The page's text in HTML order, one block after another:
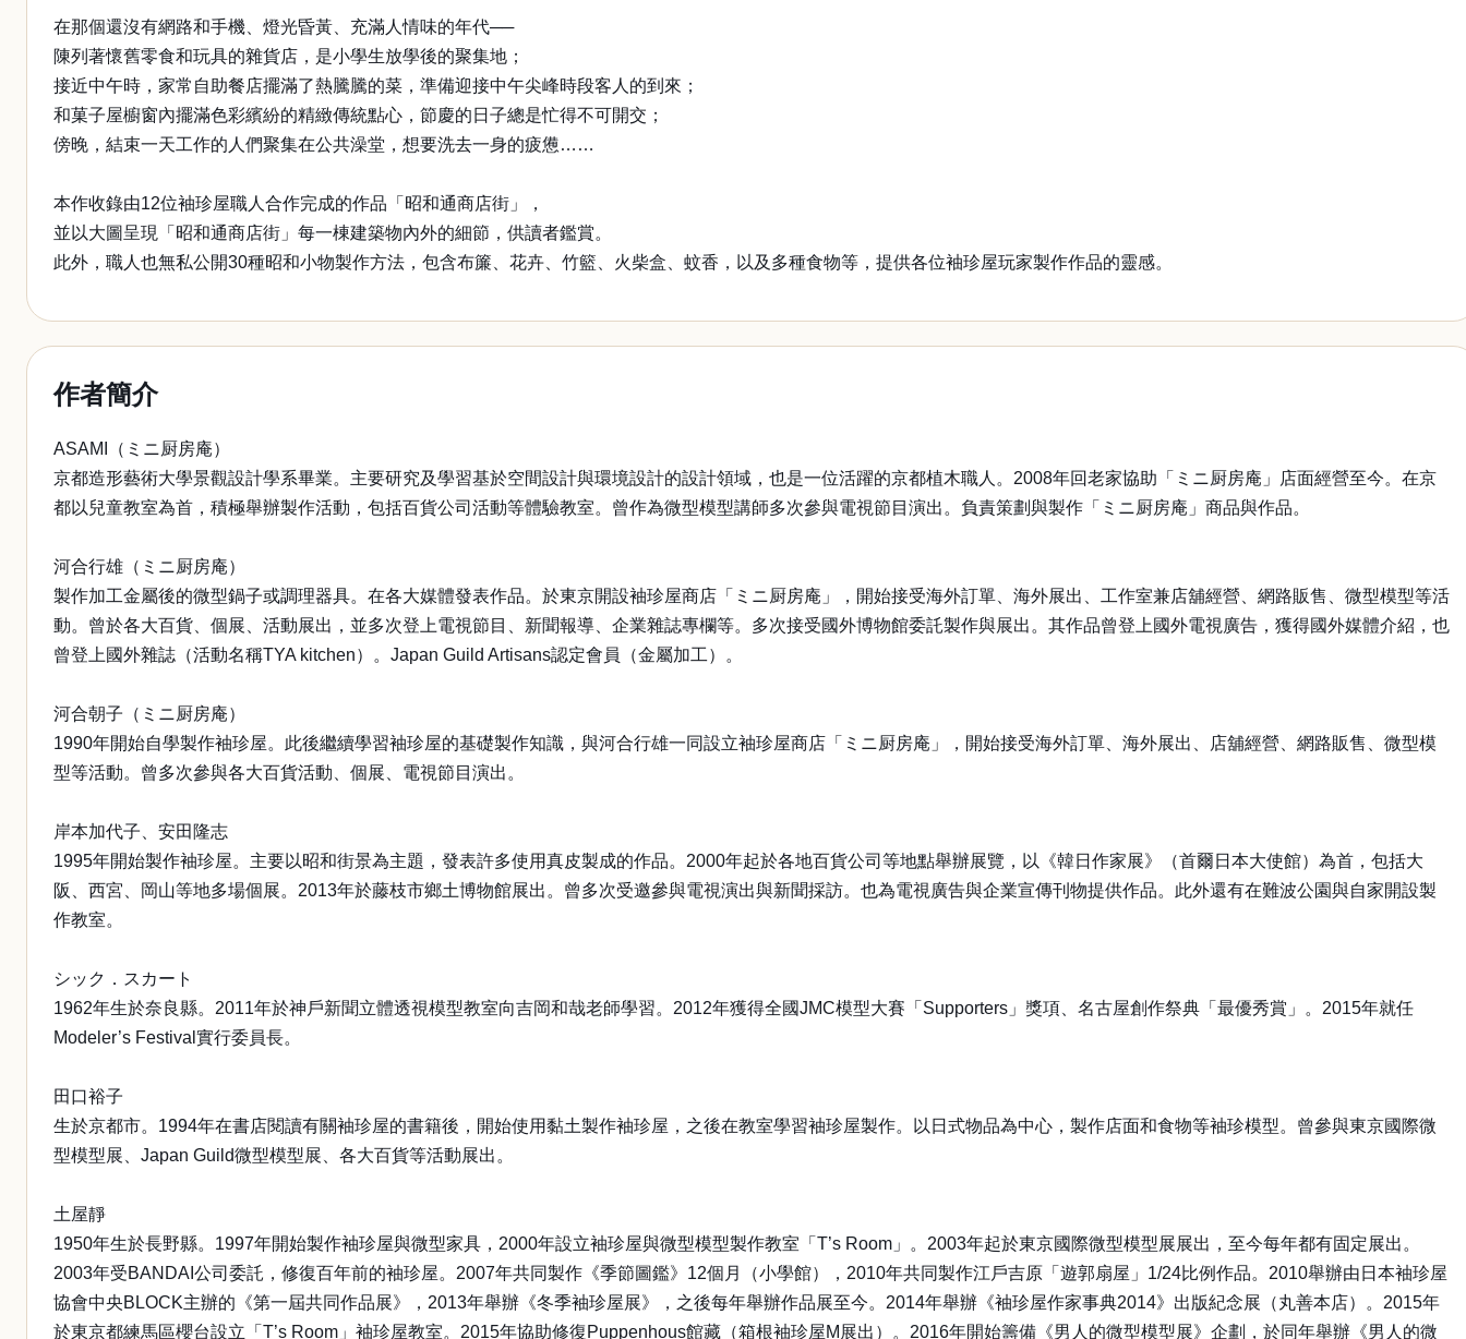
在那個還沒有網路和手機、燈光昏黃、充滿人情味的年代──
陳列著懷舊零食和玩具的雜貨店，是小學生放學後的聚集地；
接近中午時，家常自助餐店擺滿了熱騰騰的菜，準備迎接中午尖峰時段客人的到來；
和菓子屋櫥窗內擺滿色彩繽紛的精緻傳統點心，節慶的日子總是忙得不可開交；
傍晚，結束一天工作的人們聚集在公共澡堂，想要洗去一身的疲憊……
本作收錄由12位袖珍屋職人合作完成的作品「昭和通商店街」，
並以大圖呈現「昭和通商店街」每一棟建築物內外的細節，供讀者鑑賞。
此外，職人也無私公開30種昭和小物製作方法，包含布簾、花卉、竹籃、火柴盒、蚊香，以及多種食物等，提供各位袖珍屋玩家製作作品的靈感。
作者簡介
ASAMI（ミニ厨房庵）
京都造形藝術大學景觀設計學系畢業。主要研究及學習基於空間設計與環境設計的設計領域，也是一位活躍的京都植木職人。2008年回老家協助「ミニ厨房庵」店面經營至今。在京
都以兒童教室為首，積極舉辦製作活動，包括百貨公司活動等體驗教室。曾作為微型模型講師多次參與電視節目演出。負責策劃與製作「ミニ厨房庵」商品與作品。
河合行雄（ミニ厨房庵）
製作加工金屬後的微型鍋子或調理器具。在各大媒體發表作品。於東京開設袖珍屋商店「ミニ厨房庵」，開始接受海外訂單、海外展出、工作室兼店舖經營、網路販售、微型模型等活
動。曾於各大百貨、個展、活動展出，並多次登上電視節目、新聞報導、企業雜誌專欄等。多次接受國外博物館委託製作與展出。其作品曾登上國外電視廣告，獲得國外媒體介紹，也
曾登上國外雜誌（活動名稱TYA kitchen）。Japan Guild Artisans認定會員（金屬加工）。
河合朝子（ミニ厨房庵）
1990年開始自學製作袖珍屋。此後繼續學習袖珍屋的基礎製作知識，與河合行雄一同設立袖珍屋商店「ミニ厨房庵」，開始接受海外訂單、海外展出、店舖經營、網路販售、微型模
型等活動。曾多次參與各大百貨活動、個展、電視節目演出。
岸本加代子、安田隆志
1995年開始製作袖珍屋。主要以昭和街景為主題，發表許多使用真皮製成的作品。2000年起於各地百貨公司等地點舉辦展覽，以《韓日作家展》（首爾日本大使館）為首，包括大
阪、西宮、岡山等地多場個展。2013年於藤枝市鄉土博物館展出。曾多次受邀參與電視演出與新聞採訪。也為電視廣告與企業宣傳刊物提供作品。此外還有在難波公園與自家開設製
作教室。
シック．スカート
1962年生於奈良縣。2011年於神戶新聞立體透視模型教室向吉岡和哉老師學習。2012年獲得全國JMC模型大賽「Supporters」獎項、名古屋創作祭典「最優秀賞」。2015年就任
Modeler’s Festival實行委員長。
田口裕子
生於京都市。1994年在書店閱讀有關袖珍屋的書籍後，開始使用黏土製作袖珍屋，之後在教室學習袖珍屋製作。以日式物品為中心，製作店面和食物等袖珍模型。曾參與東京國際微
型模型展、Japan Guild微型模型展、各大百貨等活動展出。
土屋靜
1950年生於長野縣。1997年開始製作袖珍屋與微型家具，2000年設立袖珍屋與微型模型製作教室「T’s Room」。2003年起於東京國際微型模型展展出，至今每年都有固定展出。
2003年受BANDAI公司委託，修復百年前的袖珍屋。2007年共同製作《季節圖鑑》12個月（小學館），2010年共同製作江戶吉原「遊郭扇屋」1/24比例作品。2010舉辦由日本袖珍屋
協會中央BLOCK主辦的《第一屆共同作品展》，2013年舉辦《冬季袖珍屋展》，之後每年舉辦作品展至今。2014年舉辦《袖珍屋作家事典2014》出版紀念展（丸善本店）。2015年
於東京都練馬區櫻台設立「T’s Room」袖珍屋教室。2015年協助修復Puppenhous館藏（箱根袖珍屋M展出）。2016年開始籌備《男人的微型模型展》企劃，於同年舉辦《男人的微